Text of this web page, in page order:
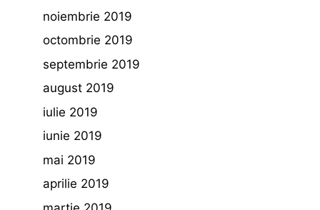
noiembrie 2019
octombrie 2019
septembrie 2019
august 2019
iulie 2019
iunie 2019
mai 2019
aprilie 2019